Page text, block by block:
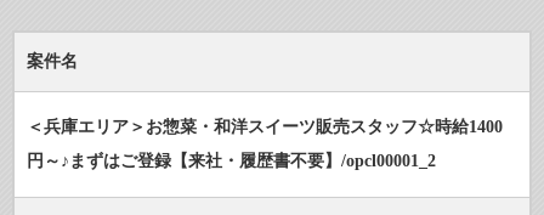
案件名
＜兵庫エリア＞お惣菜・和洋スイーツ販売スタッフ☆時給1400
円～♪まずはご登録【来社・履歴書不要】/opcl00001_2